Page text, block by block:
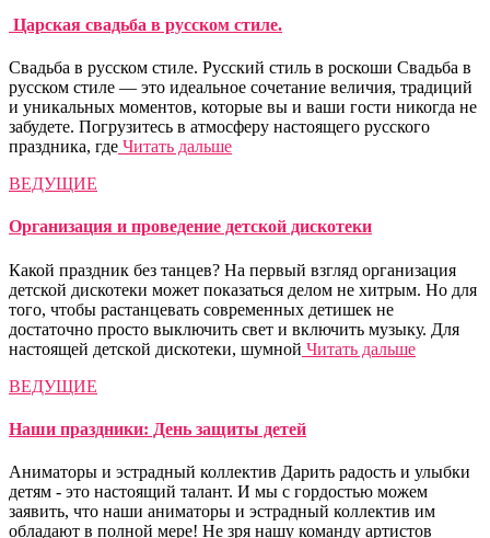
Царская свадьба в русском стиле.
Свадьба в русском стиле. Русский стиль в роскоши Cвадьба в
русском стиле — это идеальное сочетание величия, традиций
и уникальных моментов, которые вы и ваши гости никогда не
забудете. Погрузитесь в атмосферу настоящего русского
праздника, где Читать дальше
ВЕДУЩИЕ
Организация и проведение детской дискотеки
Какой праздник без танцев? На первый взгляд организация
детской дискотеки может показаться делом не хитрым. Но для
того, чтобы растанцевать современных детишек не
достаточно просто выключить свет и включить музыку. Для
настоящей детской дискотеки, шумной Читать дальше
ВЕДУЩИЕ
Наши праздники: День защиты детей
Аниматоры и эстрадный коллектив Дарить радость и улыбки
детям - это настоящий талант. И мы с гордостью можем
заявить, что наши аниматоры и эстрадный коллектив им
обладают в полной мере! Не зря нашу команду артистов